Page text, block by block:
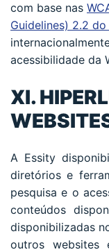
com base nas
Guidelines) 2.2 do
acessibilidade da
XI.
A Essity
diretórios e
pesquisa e o
conteúdos
disponibilizadas
outros websites